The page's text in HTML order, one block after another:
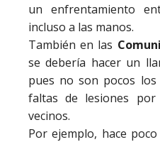
un enfrentamiento
incluso a las manos.
También en las
se debería hacer un
pues no son pocos
faltas de lesiones
vecinos.
Por ejemplo, hace poco